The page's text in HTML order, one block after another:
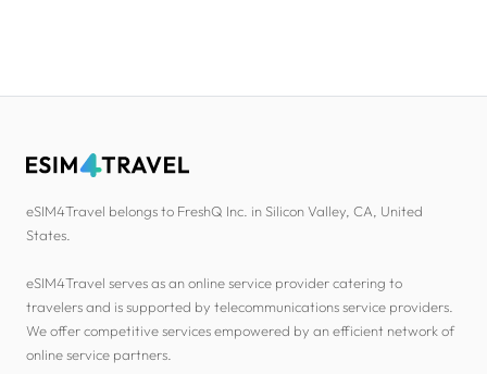
eSIM4Travel belongs to FreshQ Inc. in Silicon Valley, CA, United
States.
eSIM4Travel serves as an online service provider catering to
travelers and is supported by telecommunications service providers.
We offer competitive services empowered by an efficient network of
online service partners.